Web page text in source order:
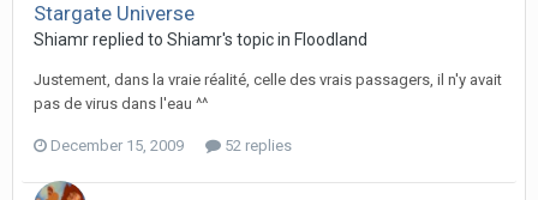
Stargate Universe
Shiamr replied to Shiamr's topic in Floodland
Justement, dans la vraie réalité, celle des vrais passagers, il n'y avait
pas de virus dans l'eau ^^
December 15, 2009 52 replies